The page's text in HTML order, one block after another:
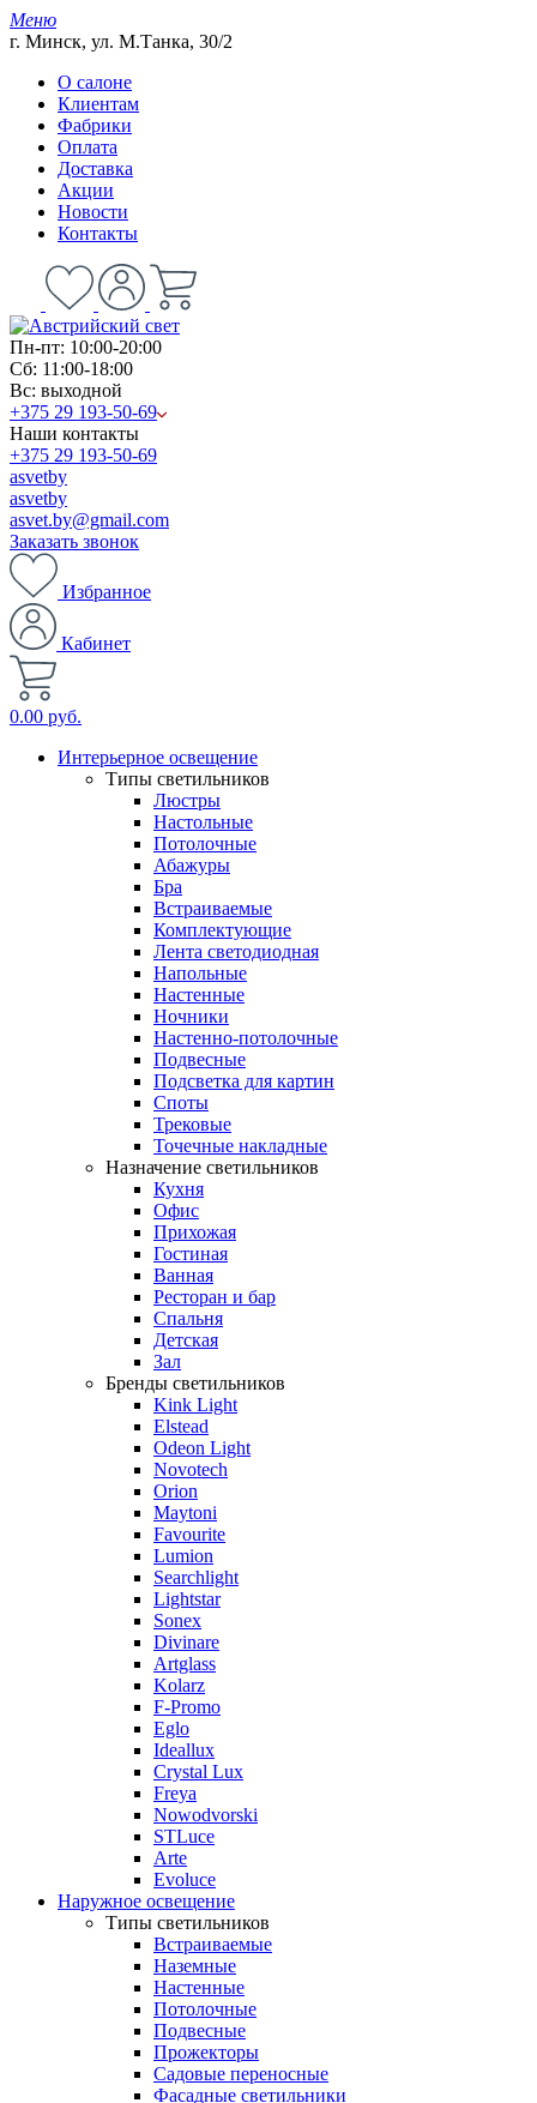
Меню
г. Минск, ул. М.Танка, 30/2
О салоне
Клиентам
Фабрики
Оплата
Доставка
Акции
Новости
Контакты
Пн-пт: 10:00-20:00
Сб: 11:00-18:00
Вс: выходной
+375 29 193-50-69
Наши контакты
+375 29 193-50-69
asvetby
asvetby
asvet.by@gmail.com
Заказать звонок
Избранное
Кабинет
0.00 руб.
Интерьерное освещение
Типы светильников
Люстры
Настольные
Потолочные
Абажуры
Бра
Встраиваемые
Комплектующие
Лента светодиодная
Напольные
Настенные
Ночники
Настенно-потолочные
Подвесные
Подсветка для картин
Споты
Трековые
Точечные накладные
Назначение светильников
Кухня
Офис
Прихожая
Гостиная
Ванная
Ресторан и бар
Спальня
Детская
Зал
Бренды светильников
Kink Light
Elstead
Odeon Light
Novotech
Orion
Maytoni
Favourite
Lumion
Searchlight
Lightstar
Sonex
Divinare
Artglass
Kolarz
F-Promo
Eglo
Ideallux
Crystal Lux
Freya
Nowodvorski
STLuce
Arte
Evoluce
Наружное освещение
Типы светильников
Встраиваемые
Наземные
Настенные
Потолочные
Подвесные
Прожекторы
Садовые переносные
Фасадные светильники